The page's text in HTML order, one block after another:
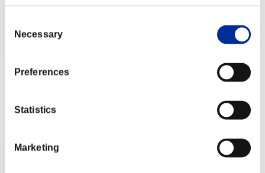
Selection
Necessary
Preferences
Statistics
Marketing
Posición